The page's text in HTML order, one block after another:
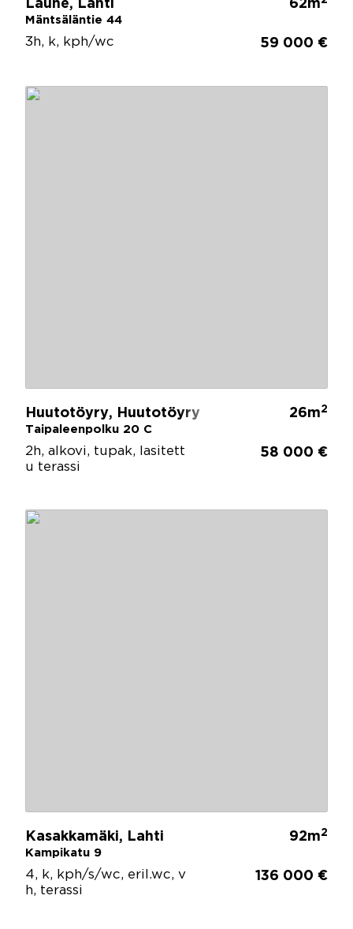
Laune, Lahti
Mäntsäläntie 44
62m
3h, k, kph/wc 59 000 €
Huutotöyry, Huutotöyry
Taipaleenpolku 20 C
26m2
2h, alkovi, tupak, lasitett
u terassi
58 000 €
Kasakkamäki, Lahti
Kampikatu 9
92m2
4, k, kph/s/wc, eril.wc, v
h, terassi
136 000 €